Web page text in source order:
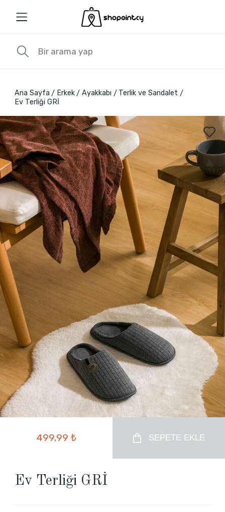
Ana Sayfa Erkek Ayakkabı
Terlik ve Sandalet
Ev Terliği GRİ
499,99 ₺ SEPETE EKLE
Ev Terliği GRİ